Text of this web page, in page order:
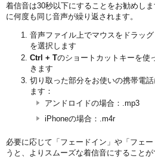
着信音は30秒以下にすることをお勧めし
に何度も同じ音声が繰り返されます。
音声ファイル上でマウスをドラッ
を選択します
Ctrl + Tのショートカットキーを使
きます
切り取った部分をお使いの携帯電
ます：
アンドロイドの場合：.mp3
iPhoneの場合：.m4r
必要に応じて「フェードイン」や「フェ
うと、よりスムーズな着信音にすることが